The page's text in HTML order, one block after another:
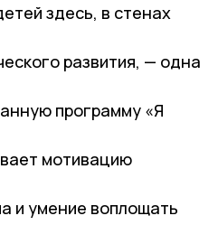
здесь, в стенах
развития, — одна
программу «Я
мотивацию
и умение воплощать